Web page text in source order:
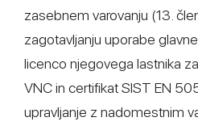
zasebnem varovanju (13.
zagotavljanju uporabe
licenco njegovega lastnika
VNC in certifikat SIST EN
upravljanje z nadomestnim